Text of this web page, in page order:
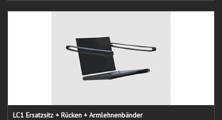
LC1 Ersatzsitz + Rücken + Armlehnenbänder